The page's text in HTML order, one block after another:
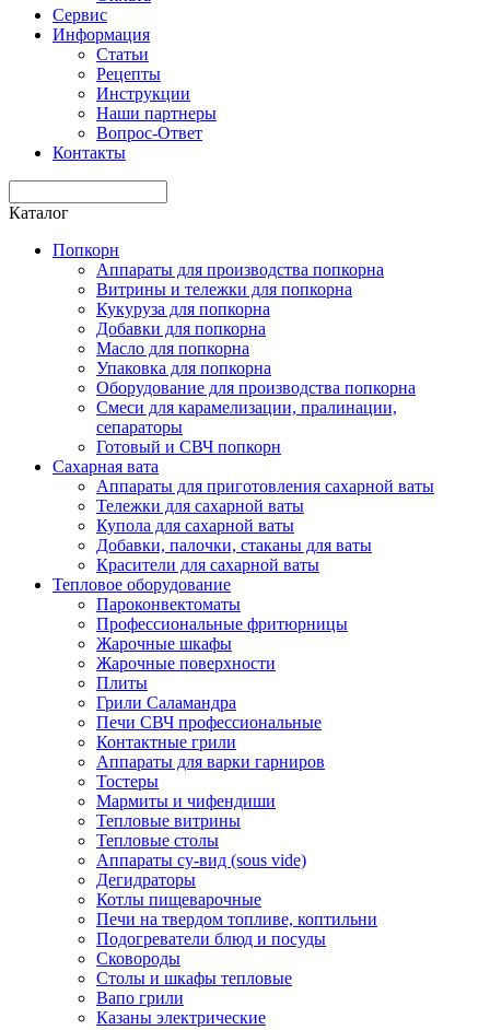
Сервис
Информация
Статьи
Рецепты
Инструкции
Наши партнеры
Вопрос-Ответ
Контакты
Каталог
Попкорн
Аппараты для производства попкорна
Витрины и тележки для попкорна
Кукуруза для попкорна
Добавки для попкорна
Масло для попкорна
Упаковка для попкорна
Оборудование для производства попкорна
Смеси для карамелизации, пралинации,
сепараторы
Готовый и СВЧ попкорн
Сахарная вата
Аппараты для приготовления сахарной ваты
Тележки для сахарной ваты
Купола для сахарной ваты
Добавки, палочки, стаканы для ваты
Красители для сахарной ваты
Тепловое оборудование
Пароконвектоматы
Профессиональные фритюрницы
Жарочные шкафы
Жарочные поверхности
Плиты
Грили Саламандра
Печи СВЧ профессиональные
Контактные грили
Аппараты для варки гарниров
Тостеры
Мармиты и чифендиши
Тепловые витрины
Тепловые столы
Аппараты су-вид (sous vide)
Дегидраторы
Котлы пищеварочные
Печи на твердом топливе, коптильни
Подогреватели блюд и посуды
Сковороды
Столы и шкафы тепловые
Вапо грили
Казаны электрические